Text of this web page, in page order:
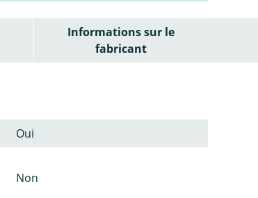
Informations sur le
fabricant
Oui
Non